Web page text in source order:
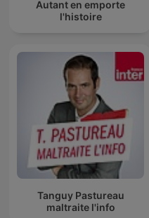
Autant en emporte
l'histoire
Tanguy Pastureau
maltraite l'info